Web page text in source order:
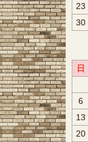
23
30
日
6
13
20